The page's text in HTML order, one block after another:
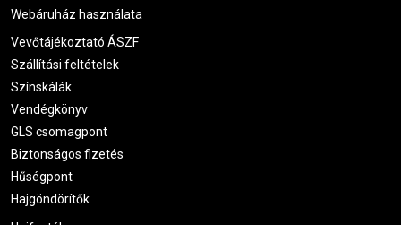
Webáruház használata
Vevőtájékoztató ÁSZF
Szállítási feltételek
Színskálák
Vendégkönyv
GLS csomagpont
Biztonságos fizetés
Hűségpont
Hajgöndörítők